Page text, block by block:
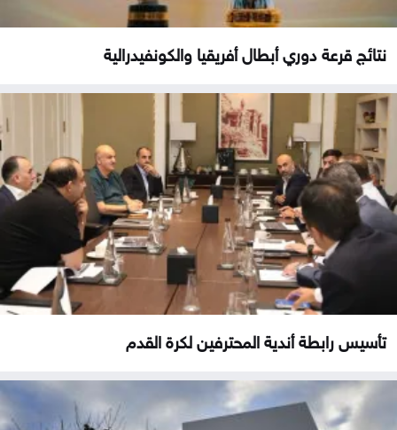
نتائج قرعة دوري أبطال أفريقيا والكونفيدرالية
تأسيس رابطة أندية المحترفين لكرة القدم